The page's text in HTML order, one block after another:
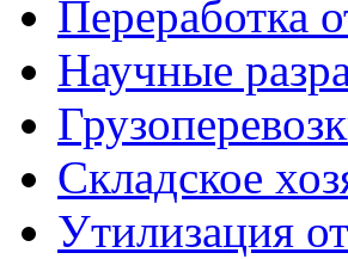
Переработка
Научные
Складское
Утилизация